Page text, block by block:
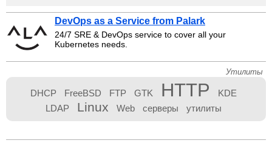
DevOps as a Service from Palark
24/7 SRE & DevOps service to cover all your
Kubernetes needs.
Утилиты
DHCP FreeBSD FTP GTK HTTP
KDE
LDAP
Linux Web серверы утилиты